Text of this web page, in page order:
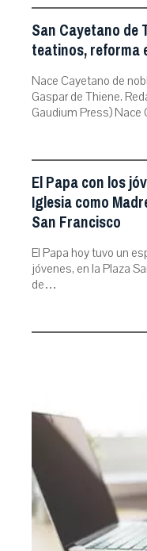
San Cayetano de
teatinos, reforma
Nace Cayetano de
Gaspar de Thiene.
Gaudium Press)
El Papa con los
Iglesia como
San Francisco
El Papa hoy tuvo un
jóvenes, en la Plaza
de…